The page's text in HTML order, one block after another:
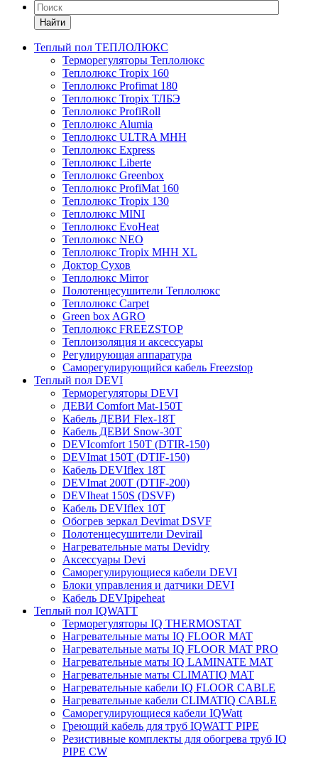
Найти
Теплый пол ТЕПЛОЛЮКС
Терморегуляторы Теплолюкс
Теплолюкс Tropix 160
Теплолюкс Profimat 180
Теплолюкс Tropix ТЛБЭ
Теплолюкс ProfiRoll
Теплолюкс Alumia
Теплолюкс ULTRA МНН
Теплолюкс Express
Теплолюкс Liberte
Теплолюкс Greenbox
Теплолюкс ProfiMat 160
Теплолюкс Tropix 130
Теплолюкс MINI
Теплолюкс EvoHeat
Теплолюкс NEO
Теплолюкс Tropix МНН XL
Доктор Сухов
Теплолюкс Mirror
Полотенцесушители Теплолюкс
Теплолюкс Carpet
Green box AGRO
Теплолюкс FREEZSTOP
Теплоизоляция и аксессуары
Регулирующая аппаратура
Cаморегулирующийся кабель Freezstop
Теплый пол DEVI
Терморегуляторы DEVI
ДЕВИ Comfort Mat-150T
Кабель ДЕВИ Flex-18T
Кабель ДЕВИ Snow-30T
DEVIcomfort 150T (DTIR-150)
DEVImat 150T (DTIF-150)
Кабель DEVIflex 18T
DEVImat 200T (DTIF-200)
DEVIheat 150S (DSVF)
Кабель DEVIflex 10T
Обогрев зеркал Devimat DSVF
Полотенцесушители Devirail
Нагревательные маты Devidry
Аксессуары Devi
Саморегулирующиеся кабели DEVI
Блоки управления и датчики DEVI
Кабель DEVIpipeheat
Теплый пол IQWATT
Терморегуляторы IQ THERMOSTAT
Нагревательные маты IQ FLOOR MAT
Нагревательные маты IQ FLOOR MAT PRO
Нагревательные маты IQ LAMINATE MAT
Нагревательные маты CLIMATIQ MAT
Нагревательные кабели IQ FLOOR CABLE
Нагревательные кабели CLIMATIQ CABLE
Саморегулирующиеся кабели IQWatt
Греющий кабель для труб IQWATT PIPE
Резистивные комплекты для обогрева труб IQ
PIPE CW